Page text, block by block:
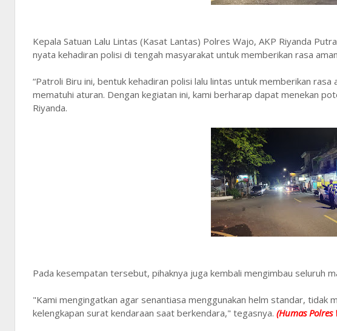
Kepala Satuan Lalu Lintas (Kasat Lantas) Polres Wajo, AKP Riyanda
nyata kehadiran polisi di tengah masyarakat untuk memberikan rasa
“Patroli Biru ini, bentuk kehadiran polisi lalu lintas untuk memberikan
mematuhi aturan. Dengan kegiatan ini, kami berharap dapat menekan
Riyanda.
Pada kesempatan tersebut, pihaknya juga kembali mengimbau seluruh
"Kami mengingatkan agar senantiasa menggunakan helm standar, tidak
kelengkapan surat kendaraan saat berkendara," tegasnya. (Humas Polres